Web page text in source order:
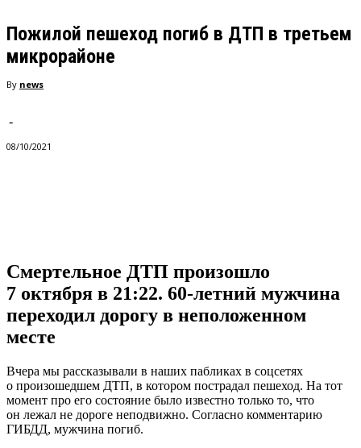
Пожилой пешеход погиб в ДТП в третьем
микрорайоне
By news
-
08/10/2021
Смертельное ДТП произошло
7 октября в 21:22. 60-летний мужчина
переходил дорогу в неположенном
месте
Вчера мы рассказывали в наших пабликах в соцсетях
о произошедшем ДТП, в котором пострадал пешеход. На тот
момент про его состояние было известно только то, что
он лежал не дороге неподвижно. Согласно комментарию
ГИБДД, мужчина погиб.